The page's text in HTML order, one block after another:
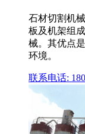
石材切割机
板及机架组
械。其优点
环境。
联系电话: